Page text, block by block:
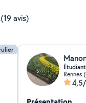
(19 avis)
Rennes